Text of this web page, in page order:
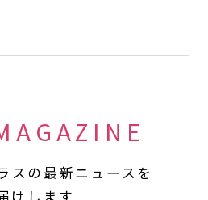
スの最新ニュースを
けします